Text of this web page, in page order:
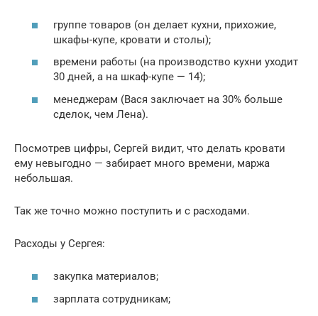
группе товаров (он делает кухни, прихожие,
шкафы-купе, кровати и столы);
времени работы (на производство кухни уходит
30 дней, а на шкаф-купе — 14);
менеджерам (Вася заключает на 30% больше
сделок, чем Лена).
Посмотрев цифры, Сергей видит, что делать кровати
ему невыгодно — забирает много времени, маржа
небольшая.
Так же точно можно поступить и с расходами.
Расходы у Сергея:
закупка материалов;
зарплата сотрудникам;